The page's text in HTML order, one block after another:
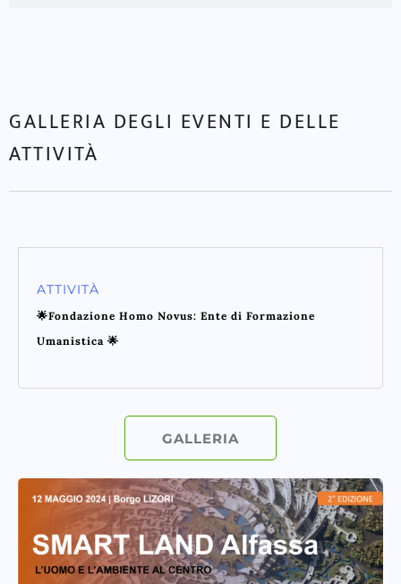
GALLERIA DEGLI EVENTI E DELLE
ATTIVITÀ
ATTIVITÀ
🌟Fondazione Homo Novus: Ente di Formazione
Umanistica 🌟
GALLERIA